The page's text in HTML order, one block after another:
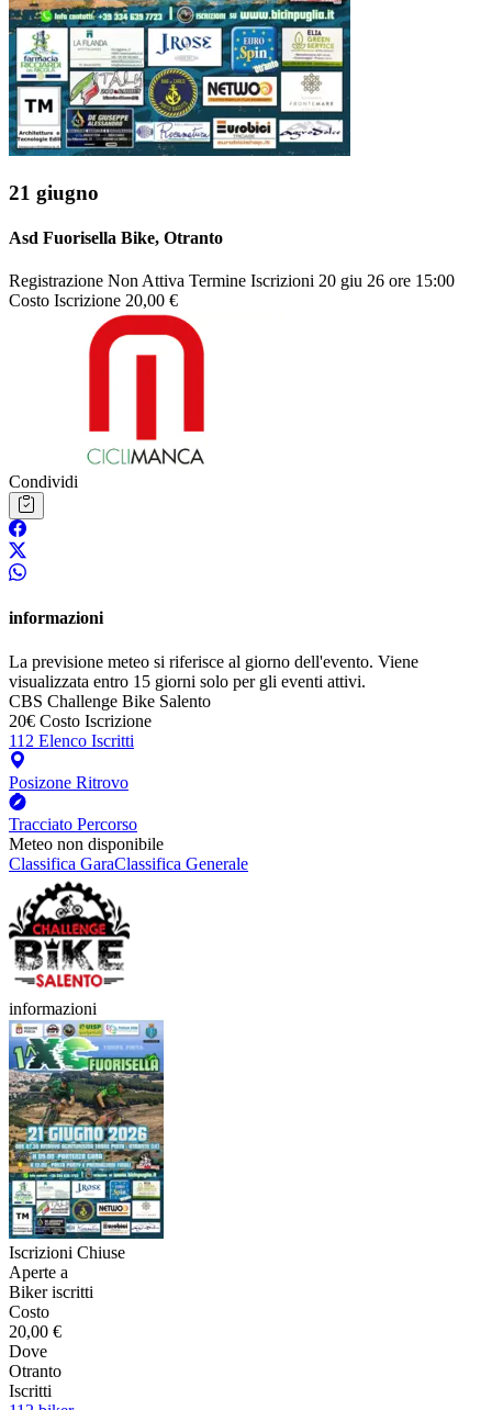
21 giugno
Asd Fuorisella Bike, Otranto
Registrazione Non Attiva Termine Iscrizioni 20 giu 26 ore 15:00
Costo Iscrizione 20,00 €
Condividi
informazioni
La previsione meteo si riferisce al giorno dell'evento. Viene
visualizzata entro 15 giorni solo per gli eventi attivi.
CBS Challenge Bike Salento
20€ Costo Iscrizione
112 Elenco Iscritti
Posizone Ritrovo
Tracciato Percorso
Meteo non disponibile
Classifica GaraClassifica Generale
informazioni
Iscrizioni Chiuse
Aperte a
Biker iscritti
Costo
20,00 €
Dove
Otranto
Iscritti